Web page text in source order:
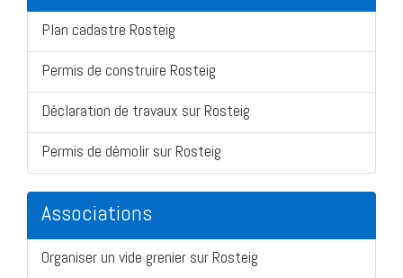
Plan cadastre Rosteig
Permis de construire Rosteig
Déclaration de travaux sur Rosteig
Permis de démolir sur Rosteig
Associations
Organiser un vide grenier sur Rosteig